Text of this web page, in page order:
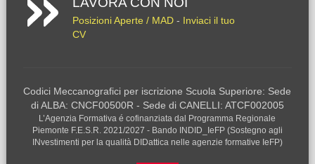
Posizioni Aperte / MAD-
Inviaci il tuo
CV
Codici Meccanografici per iscrizione Scuola Superiore: Sede
di ALBA: CNCF00500R - Sede di CANELLI: ATCF002005
L’Agenzia Formativa é cofinanziata dal Programma Regionale
Piemonte F.E.S.R. 2021/2027 - Bando INDID_IeFP (Sostegno agli
INvestimenti per la qualità DIDattica nelle agenzie formative IeFP)